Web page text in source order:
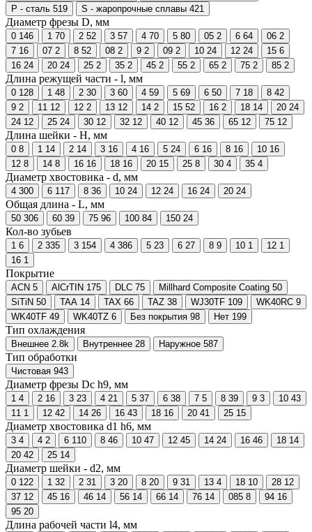
P - сталь 519 S - жаропрочные сплавы 421
Диаметр фрезы D, мм
0 146 1 70 2 52 3 57 4 70 5 80 05 2 6 64 06 2
7 16 07 2 8 52 08 2 9 2 09 2 10 24 12 24 15 6
16 24 20 24 25 2 35 2 45 2 55 2 65 2 75 2 85 2
Длина режущей части - l, мм
0 128 1 48 2 30 3 60 4 59 5 69 6 50 7 18 8 42
9 2 11 12 12 2 13 12 14 2 15 52 16 2 18 14 20 24
24 12 25 24 30 12 32 12 40 12 45 36 65 12 75 12
Длина шейки - H, мм
0 8 1 14 2 14 3 16 4 16 5 24 6 16 8 16 10 16
12 8 14 8 16 16 18 16 20 15 25 8 30 4 35 4
Диаметр хвостовика - d, мм
4 300 6 117 8 36 10 24 12 24 16 24 20 24
Общая длина - L, мм
50 306 60 39 75 96 100 84 150 24
Кол-во зубьев
1 6 2 335 3 154 4 386 5 23 6 27 8 9 10 1 12 1
16 1
Покрытие
ACN 5 AlCrTIN 175 DLC 75 Millhard Composite Coating 50
SiTiN 50 TAA 14 TAX 66 TAZ 38 WJ30TF 109 WK40RC 9
WK40TF 49 WK40TZ 6 Без покрытия 98 Нет 199
Тип охлаждения
Внешнее 2.8k Внутреннее 28 Наружное 587
Тип обработки
Чистовая 943
Диаметр фрезы Dc h9, мм
1 4 2 16 3 23 4 21 5 37 6 38 7 5 8 39 9 3 10 43
11 1 12 42 14 26 16 43 18 16 20 41 25 15
Диаметр хвостовика d1 h6, мм
3 4 4 2 6 110 8 46 10 47 12 45 14 24 16 46 18 14
20 42 25 14
Диаметр шейки - d2, мм
0 122 1 32 2 31 3 20 8 20 9 31 13 4 18 10 28 12
37 12 45 16 46 14 56 14 66 14 76 14 085 8 94 16
95 20
Длина рабочей части l4, мм